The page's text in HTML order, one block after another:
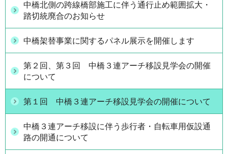
中橋北側の跨線橋部施工に伴う通行止め範囲拡大・
踏切統廃合のお知らせ
中橋架替事業に関するパネル展示を開催します
第２回、第３回 中橋３連アーチ移設見学会の開催
について
第１回 中橋３連アーチ移設見学会の開催について
中橋３連アーチ移設に伴う歩行者・自転車用仮設通
路の開通について